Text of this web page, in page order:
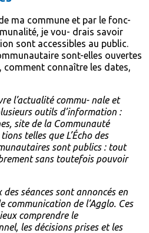
ma commune et par le fonc-
je vou- drais savoir
sont accessibles au public.
sont-elles ouvertes
comment connaître les dates,
l’actualité commu- nale et
outils d’information :
site de la Communauté
telles que L’Écho des
sont publics : tout
sans toutefois pouvoir
séances sont annoncés en
communication de l’Agglo. Ces
comprendre le
les décisions prises et les